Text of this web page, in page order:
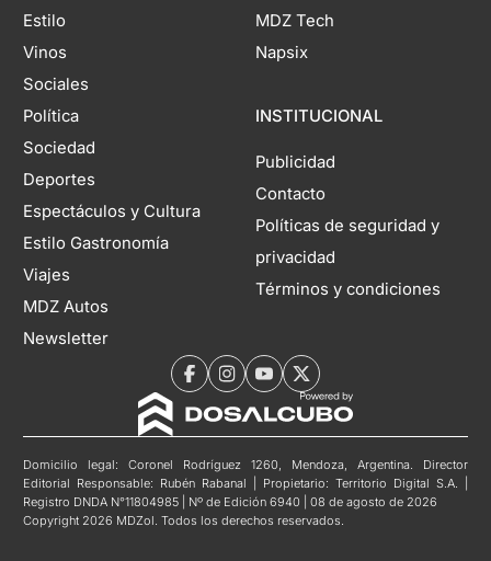
Estilo
Vinos
Sociales
Política
Sociedad
Deportes
Espectáculos y Cultura
Estilo Gastronomía
Viajes
MDZ Autos
Newsletter
MDZ Tech
Napsix
INSTITUCIONAL
Publicidad
Contacto
Políticas de seguridad y
privacidad
Términos y condiciones
Domicilio legal: Coronel Rodríguez 1260, Mendoza, Argentina. Director
Editorial Responsable: Rubén Rabanal | Propietario: Territorio Digital S.A. |
Registro DNDA N°11804985 | Nº de Edición 6940 | 08 de agosto de 2026
Copyright 2026 MDZol. Todos los derechos reservados.